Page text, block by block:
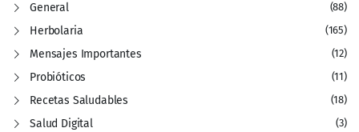
General
(88)
Herbolaria (165)
Mensajes Importantes (12)
Probióticos (11)
Recetas Saludables (18)
Salud Digital (3)